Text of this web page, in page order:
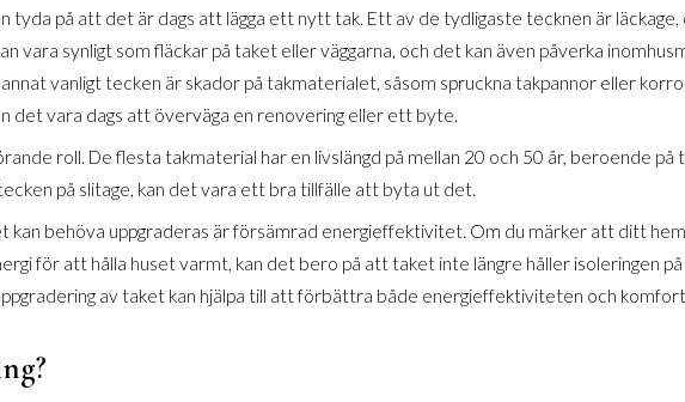
tyda på att det är dags att lägga ett nytt tak. Ett av de tydligaste tecknen är läckage,
vara synligt som fläckar på taket eller väggarna, och det kan även påverka
vanligt tecken är skador på takmaterialet, såsom spruckna takpannor eller
det vara dags att överväga en renovering eller ett byte.
roll. De flesta takmaterial har en livslängd på mellan 20 och 50 år, beroende
på slitage, kan det vara ett bra tillfälle att byta ut det.
behöva uppgraderas är försämrad energieffektivitet. Om du märker att ditt hem
för att hålla huset varmt, kan det bero på att taket inte längre håller isoleringen
av taket kan hjälpa till att förbättra både energieffektiviteten och